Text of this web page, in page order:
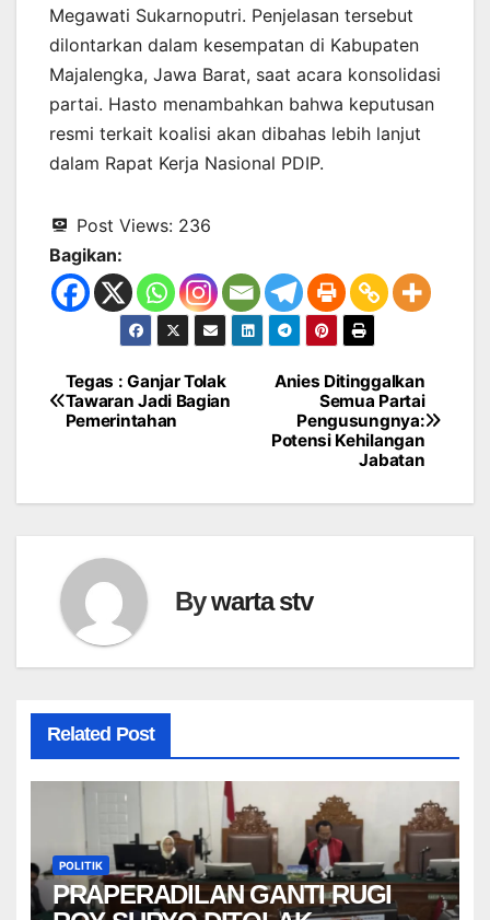
Megawati Sukarnoputri. Penjelasan tersebut
dilontarkan dalam kesempatan di Kabupaten
Majalengka, Jawa Barat, saat acara konsolidasi
partai. Hasto menambahkan bahwa keputusan
resmi terkait koalisi akan dibahas lebih lanjut
dalam Rapat Kerja Nasional PDIP.
Post Views: 236
Bagikan:
Navigasi
pos
Anies Ditinggalkan
Semua Partai
Pengusungnya:
Potensi Kehilangan
Jabatan
Tegas : Ganjar Tolak
Tawaran Jadi Bagian
Pemerintahan
Bywarta stv
Related Post
POLITIK
PRAPERADILAN GANTI RUGI